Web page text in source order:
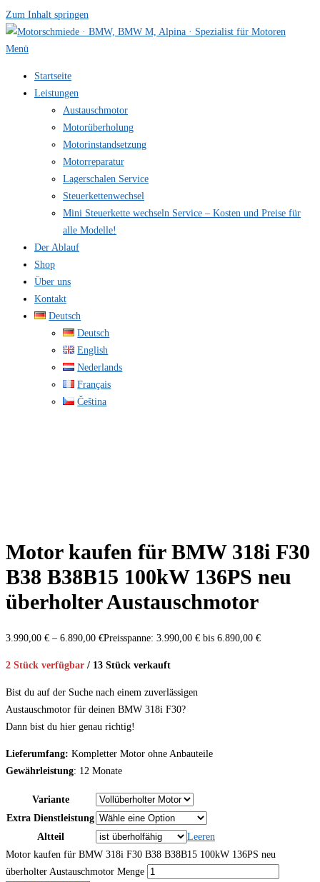
Zum Inhalt springen
Menü
Startseite
Leistungen
Austauschmotor
Motorüberholung
Motorinstandsetzung
Motorreparatur
Lagerschalen Service
Steuerkettenwechsel
Mini Steuer­kette wechseln Service – Kosten und Preise für
alle Modelle!
Der Ablauf
Shop
Über uns
Kontakt
Deutsch
Deutsch
English
Nederlands
Français
Čeština
Motor kaufen für BMW 318i F30
B38 B38B15 100kW 136PS neu
überholter Austauschmotor
3.990,00 € – 6.890,00 €Preisspanne: 3.990,00 € bis 6.890,00 €
2 Stück verfügbar / 13 Stück verkauft
Bist du auf der Suche nach einem zuverlässigen
Austauschmotor für deinen BMW 318i F30?
Dann bist du hier genau richtig!
Lieferumfang: Kompletter Motor ohne Anbauteile
Gewährleistung: 12 Monate
Variante
Extra Dienstleistung
Altteil
Leeren
Motor kaufen für BMW 318i F30 B38 B38B15 100kW 136PS neu
überholter Austauschmotor Menge